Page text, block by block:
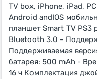
TV box, iPhone, iPad,
Android andIOS
планшет Smart TV
Bluetooth 3.0 -
Поддерживаемая
батарея: 500 mAh -
16 ч Комплектация